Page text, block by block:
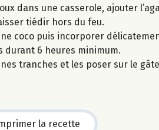
dans une casserole, ajouter
tiédir hors du feu.
coco puis incorporer
durant 6 heures minimum.
tranches et les poser sur le
la recette